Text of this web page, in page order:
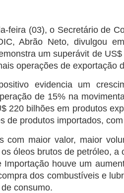
feira (03), o Secretário de
Abrão Neto, divulgou
um superávit de
operações de exportação
evidencia um
de 15% na
220 bilhões em produtos
de produtos importados,
com maior valor, maior
óleos brutos de petróleo,
Importação houve um
dos combustíveis e
consumo.